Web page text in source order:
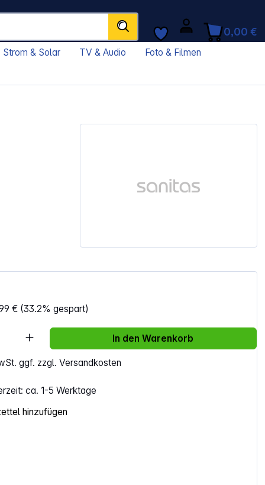
0,00 €
Strom & Solar TV & Audio
Foto & Filmen
€ (33.2% gespart)
ggf. zzgl. Versandkosten
ca. 1-5 Werktage
Gib den gewünschten Wert ein
In den Warenkorb
hinzufügen